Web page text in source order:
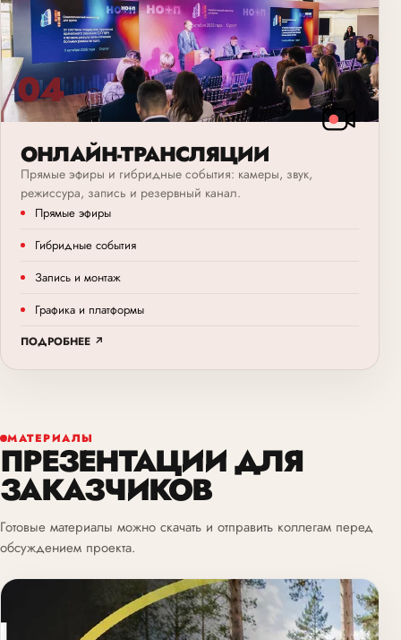
04
ОНЛАЙН-ТРАНСЛЯЦИИ
Прямые эфиры и гибридные события: камеры, звук,
режиссура, запись и резервный канал.
Прямые эфиры
Гибридные события
Запись и монтаж
Графика и платформы
ПОДРОБНЕЕ ↗
МАТЕРИАЛЫ
ПРЕЗЕНТАЦИИ ДЛЯ
ЗАКАЗЧИКОВ
Готовые материалы можно скачать и отправить коллегам перед
обсуждением проекта.